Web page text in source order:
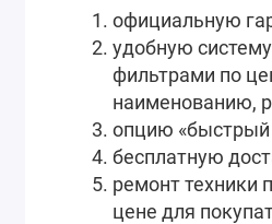
официальную
удобную
фильтрами по
наименованию,
опцию «быстрый
бесплатную
ремонт техники
цене для